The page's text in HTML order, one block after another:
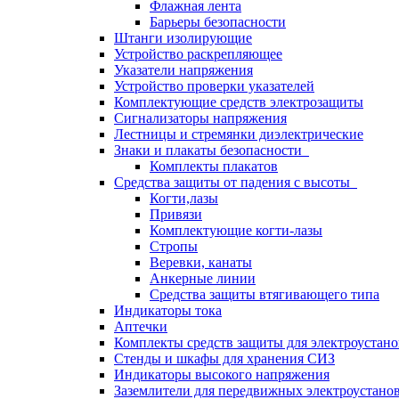
Флажная лента
Барьеры безопасности
Штанги изолирующие
Устройство раскрепляющее
Указатели напряжения
Устройство проверки указателей
Комплектующие средств электрозащиты
Сигнализаторы напряжения
Лестницы и стремянки диэлектрические
Знаки и плакаты безопасности
Комплекты плакатов
Средства защиты от падения с высоты
Когти,лазы
Привязи
Комплектующие когти-лазы
Стропы
Веревки, канаты
Анкерные линии
Средства защиты втягивающего типа
Индикаторы тока
Аптечки
Комплекты средств защиты для
Стенды и шкафы для хранения СИЗ
Индикаторы высокого напряжения
Заземлители для передвижных